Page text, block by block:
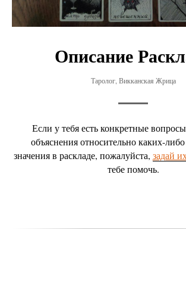
Описание
Таролог, Викканская Жрица
Если у тебя есть конкретные
объяснения относительно каких-
значения в раскладе, пожалуйста, задай
тебе помочь.